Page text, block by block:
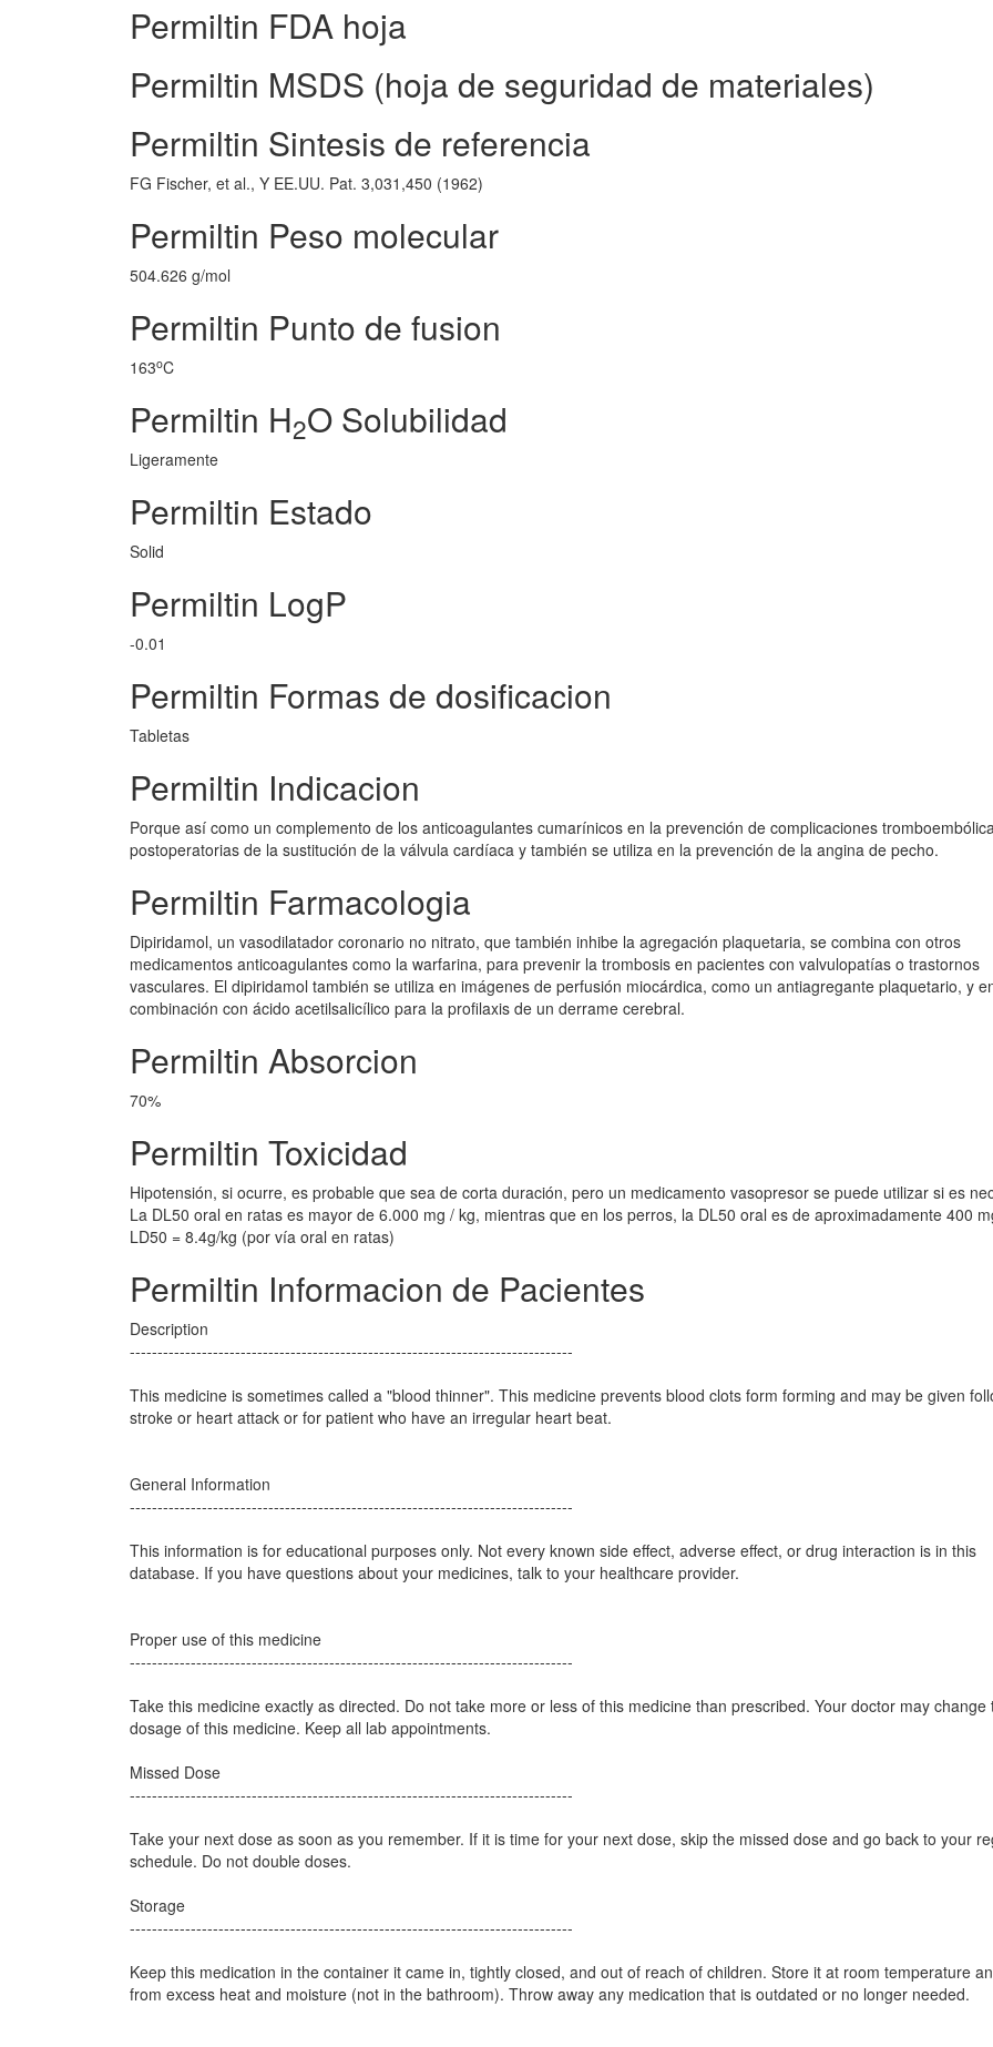
Permiltin FDA hoja
Permiltin MSDS (hoja de seguridad de materiales)
Permiltin Sintesis de referencia
FG Fischer, et al., Y EE.UU. Pat. 3,031,450 (1962)
Permiltin Peso molecular
504.626 g/mol
Permiltin Punto de fusion
163oC
Permiltin H2O Solubilidad
Ligeramente
Permiltin Estado
Solid
Permiltin LogP
-0.01
Permiltin Formas de dosificacion
Tabletas
Permiltin Indicacion
Porque así como un complemento de los anticoagulantes cumarínicos en la prevención de complicaciones
postoperatorias de la sustitución de la válvula cardíaca y también se utiliza en la prevención de la angina de pecho.
Permiltin Farmacologia
Dipiridamol, un vasodilatador coronario no nitrato, que también inhibe la agregación plaquetaria, se combina con otros
medicamentos anticoagulantes como la warfarina, para prevenir la trombosis en pacientes con valvulopatías o trastornos
vasculares. El dipiridamol también se utiliza en imágenes de perfusión miocárdica, como un antiagregante plaquetario, y
combinación con ácido acetilsalicílico para la profilaxis de un derrame cerebral.
Permiltin Absorcion
70%
Permiltin Toxicidad
Hipotensión, si ocurre, es probable que sea de corta duración, pero un medicamento vasopresor se puede utilizar si es
La DL50 oral en ratas es mayor de 6.000 mg / kg, mientras que en los perros, la DL50 oral es de aproximadamente 400
LD50 = 8.4g/kg (por vía oral en ratas)
Permiltin Informacion de Pacientes
Description
--------------------------------------------------------------------------------
This medicine is sometimes called a "blood thinner". This medicine prevents blood clots form forming and may be given
stroke or heart attack or for patient who have an irregular heart beat.
General Information
--------------------------------------------------------------------------------
This information is for educational purposes only. Not every known side effect, adverse effect, or drug interaction is in this
database. If you have questions about your medicines, talk to your healthcare provider.
Proper use of this medicine
--------------------------------------------------------------------------------
Take this medicine exactly as directed. Do not take more or less of this medicine than prescribed. Your doctor may change
dosage of this medicine. Keep all lab appointments.
Missed Dose
--------------------------------------------------------------------------------
Take your next dose as soon as you remember. If it is time for your next dose, skip the missed dose and go back to your
schedule. Do not double doses.
Storage
--------------------------------------------------------------------------------
Keep this medication in the container it came in, tightly closed, and out of reach of children. Store it at room temperature
from excess heat and moisture (not in the bathroom). Throw away any medication that is outdated or no longer needed.